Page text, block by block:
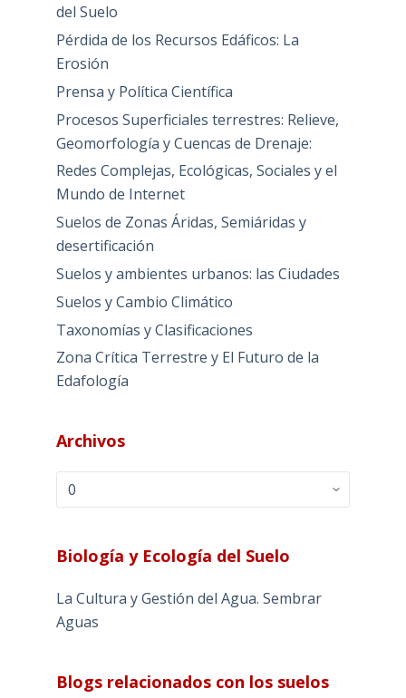
del Suelo
Pérdida de los Recursos Edáficos: La
Erosión
Prensa y Política Científica
Procesos Superficiales terrestres: Relieve,
Geomorfología y Cuencas de Drenaje:
Redes Complejas, Ecológicas, Sociales y el
Mundo de Internet
Suelos de Zonas Áridas, Semiáridas y
desertificación
Suelos y ambientes urbanos: las Ciudades
Suelos y Cambio Climático
Taxonomías y Clasificaciones
Zona Crítica Terrestre y El Futuro de la
Edafología
Archivos
Archivos
Biología y Ecología del Suelo
La Cultura y Gestión del Agua. Sembrar
Aguas
Blogs relacionados con los suelos